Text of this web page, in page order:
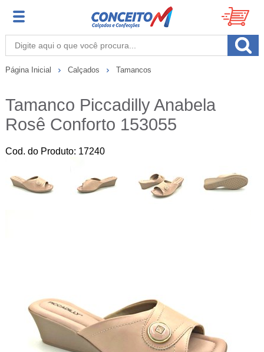
Página Inicial Calçados Tamancos
Tamanco Piccadilly Anabela
Rosê Conforto 153055
Cod. do Produto: 17240